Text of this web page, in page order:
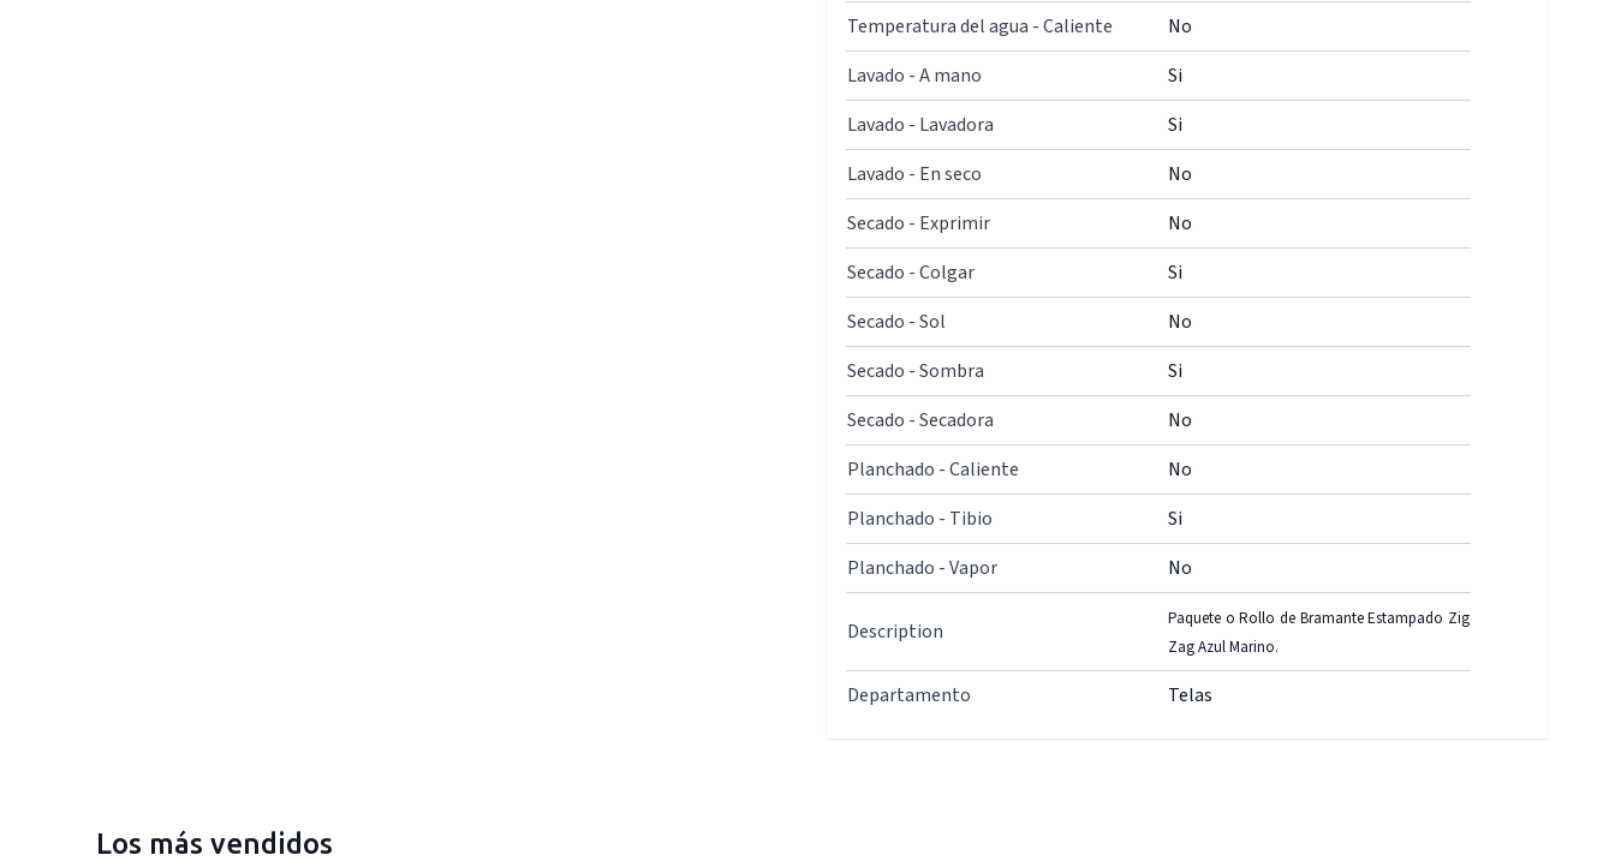
Temperatura del agua - Caliente
No
Lavado - A mano
Si
Lavado - Lavadora
Si
Lavado - En seco
No
Secado - Exprimir
No
Secado - Colgar
Si
Secado - Sol
No
Secado - Sombra
Si
Secado - Secadora
No
Planchado - Caliente
No
Planchado - Tibio
Si
Planchado - Vapor
No
Description
Paquete o Rollo de Bramante Estampado Zig
Zag Azul Marino.
Departamento Telas
Los más vendidos